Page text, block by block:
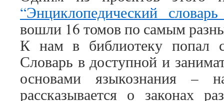
“Энциклопедический
вошли 16 томов по самым
К нам в библиотеку попал
Словарь в доступной и
основами языкознания
рассказывается о законах